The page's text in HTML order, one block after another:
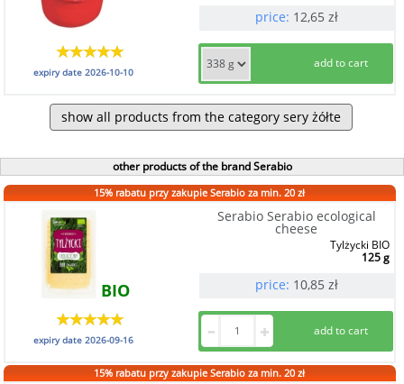
price: 12,65 zł
expiry date 2026-10-10
show all products from the category sery żółte
other products of the brand Serabio
15% rabatu przy zakupie Serabio za min. 20 zł
Serabio Serabio ecological
cheese
BIO
Tylżycki BIO
125 g
price: 10,85 zł
expiry date 2026-09-16
15% rabatu przy zakupie Serabio za min. 20 zł